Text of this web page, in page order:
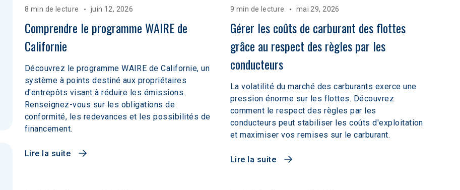
8 min de lecture juin 12, 2026
Comprendre le programme WAIRE de
Californie
Découvrez le programme WAIRE de Californie, un
système à points destiné aux propriétaires
d'entrepôts visant à réduire les émissions.
Renseignez-vous sur les obligations de
conformité, les redevances et les possibilités de
financement.
Lire la suite
9 min de lecture mai 29, 2026
Gérer les coûts de carburant des flottes
grâce au respect des règles par les
conducteurs
La volatilité du marché des carburants exerce une
pression énorme sur les flottes. Découvrez
comment le respect des règles par les
conducteurs peut stabiliser les coûts d'exploitation
et maximiser vos remises sur le carburant.
Lire la suite